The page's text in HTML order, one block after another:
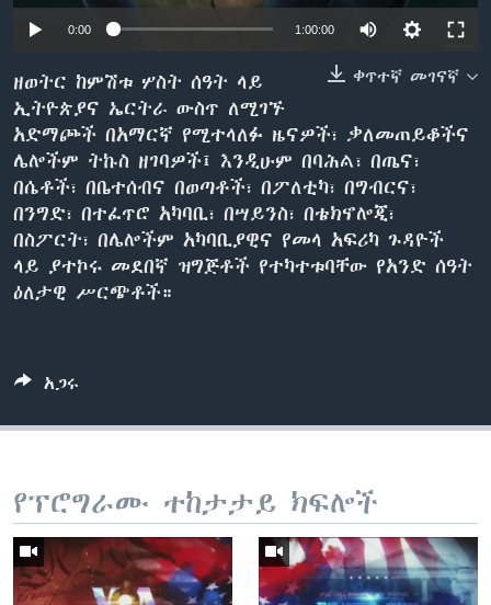
ቋንቋዎች
0:00 1:00:00
ቀጥተኛ መገናኛ
ዘወትር ከምሽቱ ሦስት ሰዓት ላይ
ኢትዮጵያና ኤርትራ ውስጥ ለሚገኙ
አድማጮች በአማርኛ የሚተላለፉ ዜናዎች፣ ቃለመጠይቆችና
ሌሎችም ትኩስ ዘገባዎች፤ እንዲሁም በባሕል፣ በጤና፣
በሴቶች፣ በቤተሰብና በወጣቶች፣ በፖለቲካ፣ በግብርና፣
በንግድ፣ በተፈጥሮ አካባቢ፣ በሣይንስ፣ በቴክኖሎጂ፣
በስፖርት፣ በሌሎችም አካባቢያዊና የመላ አፍሪካ ጉዳዮች
ላይ ያተኮሩ መደበኛ ዝግጅቶች የተካተቱባቸው የአንድ ሰዓት
ዕለታዊ ሥርጭቶች።
አጋሩ
የፕሮግራሙ ተከታታይ ክፍሎች